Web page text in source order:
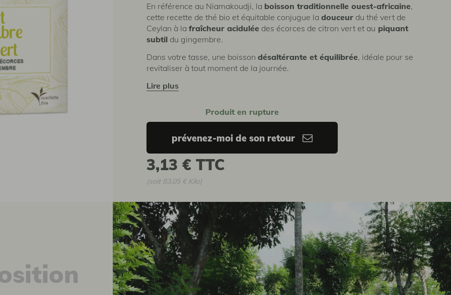
En référence au Niamakoudji, la boisson traditionnelle ouest-africaine,
cette recette de thé bio et équitable conjugue ladouceur du thé vert de
Ceylan à lafraîcheur acidulée des écorces de citron vert et au piquant
subtil du gingembre.
Dans votre tasse, une boissondésaltérante et équilibrée, idéale pour se
revitaliser à tout moment de la journée.
lire plus
3,13 €TTC
(soit 83,05 € Kilo)
Produit en rupture
prévenez-moi de son retour